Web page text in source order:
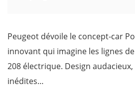
Peugeot dévoile le concept-car
innovant qui imagine les lignes
208 électrique. Design
inédites…